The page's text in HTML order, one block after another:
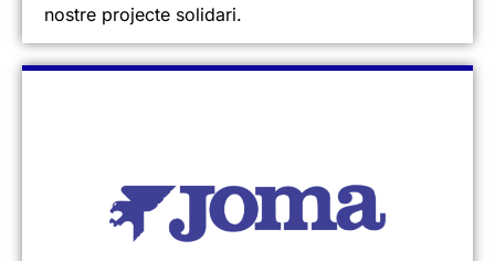
nostre projecte solidari.